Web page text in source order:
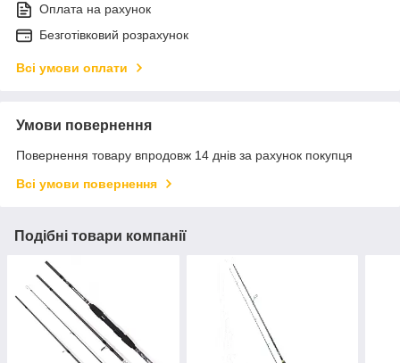
Оплата на рахунок
Безготівковий розрахунок
Всі умови оплати
Умови повернення
Повернення товару впродовж 14 днів за рахунок покупця
Всі умови повернення
Подібні товари компанії